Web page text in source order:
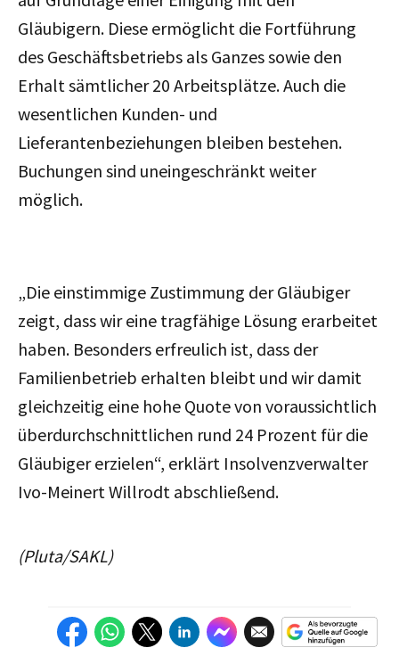
Gläubigern. Diese ermöglicht die Fortführung
des Geschäftsbetriebs als Ganzes sowie den
Erhalt sämtlicher 20 Arbeitsplätze. Auch die
wesentlichen Kunden- und
Lieferantenbeziehungen bleiben bestehen.
Buchungen sind uneingeschränkt weiter
möglich.
„Die einstimmige Zustimmung der Gläubiger
zeigt, dass wir eine tragfähige Lösung erarbeitet
haben. Besonders erfreulich ist, dass der
Familienbetrieb erhalten bleibt und wir damit
gleichzeitig eine hohe Quote von voraussichtlich
überdurchschnittlichen rund 24 Prozent für die
Gläubiger erzielen“, erklärt Insolvenzverwalter
Ivo-Meinert Willrodt abschließend.
(Pluta/SAKL)